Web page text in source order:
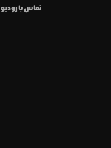
تماس با رودیو